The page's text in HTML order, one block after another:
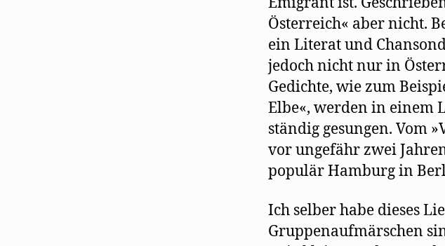
Österreich« aber nicht.
ein Literat und
jedoch nicht nur in
Gedichte, wie zum
Elbe«, werden in einem
ständig gesungen. Vom
vor ungefähr zwei
populär Hamburg in
Ich selber habe dieses
Gruppenaufmärschen